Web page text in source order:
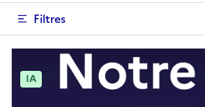
Filtres
IA